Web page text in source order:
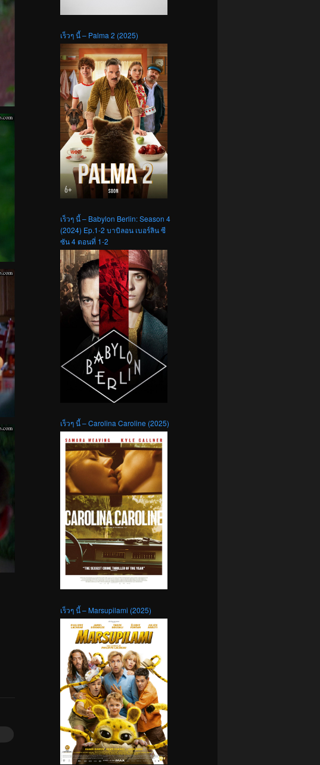
เร็วๆ นี้ – Palma 2 (2025)
เร็วๆ นี้ – Babylon Berlin: Season 4
(2024) Ep.1-2 บาบิลอน เบอร์ลิน ซี
ซัน 4 ตอนที่ 1-2
เร็วๆ นี้ – Carolina Caroline (2025)
เร็วๆ นี้ – Marsupilami (2025)